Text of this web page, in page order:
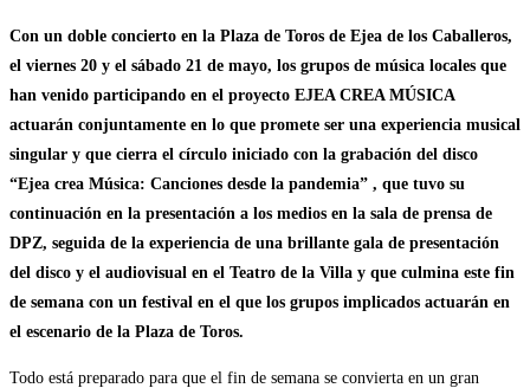
Con un doble concierto en la Plaza de Toros de Ejea de los Caballeros,
el viernes 20 y el sábado 21 de mayo, los grupos de música locales que
han venido participando en el proyecto EJEA CREA MÚSICA
actuarán conjuntamente en lo que promete ser una experiencia musical
singular y que cierra el círculo iniciado con la grabación del disco
“Ejea crea Música: Canciones desde la pandemia” , que tuvo su
continuación en la presentación a los medios en la sala de prensa de
DPZ, seguida de la experiencia de una brillante gala de presentación
del disco y el audiovisual en el Teatro de la Villa y que culmina este fin
de semana con un festival en el que los grupos implicados actuarán en
el escenario de la Plaza de Toros.
Todo está preparado para que el fin de semana se convierta en un gran